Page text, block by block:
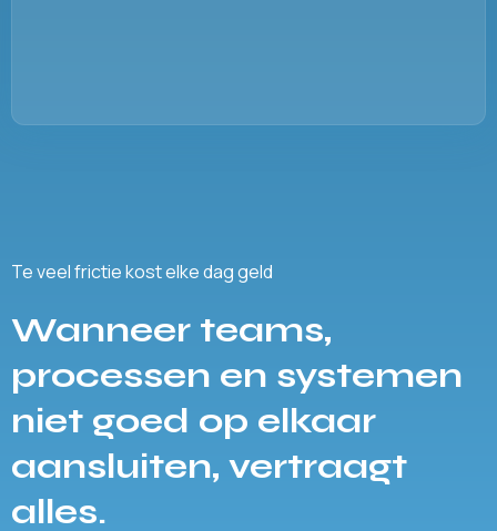
Te veel frictie kost elke dag geld
Wanneer teams,
processen en systemen
niet goed op elkaar
aansluiten, vertraagt
alles.